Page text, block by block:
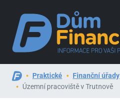
Praktické
Finanční úřady
Územní pracoviště v Trutnově